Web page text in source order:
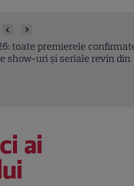
MasterChef Turcia, a
fost găsit fără viață în locuința
ai